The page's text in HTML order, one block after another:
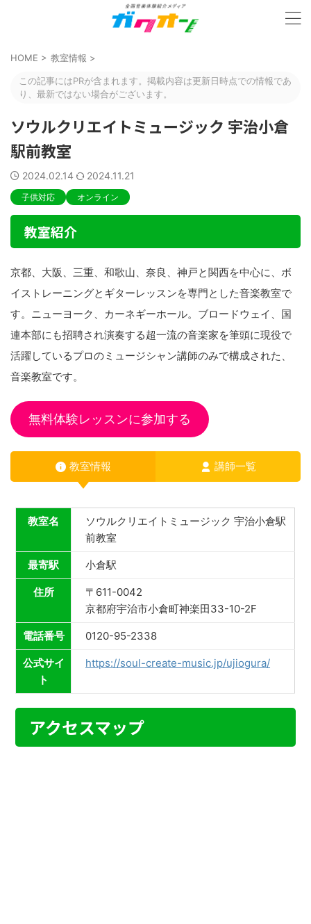
HOME > 教室情報 >
この記事にはPRが含まれます。掲載内容は更新日時点での情報であ
り、最新ではない場合がございます。
ソウルクリエイトミュージック 宇治小倉
駅前教室
2024.02.14 2024.11.21
子供対応 オンライン
教室紹介
京都、大阪、三重、和歌山、奈良、神戸と関西を中心に、ボ
イストレーニングとギターレッスンを専門とした音楽教室で
す。ニューヨーク、カーネギーホール。ブロードウェイ、国
連本部にも招聘され演奏する超一流の音楽家を筆頭に現役で
活躍しているプロのミュージシャン講師のみで構成された、
音楽教室です。
無料体験レッスンに参加する
教室情報 講師一覧
教室名
ソウルクリエイトミュージック 宇治小倉駅
前教室
最寄駅 小倉駅
住所
〒611-0042
京都府宇治市小倉町神楽田33-10-2F
電話番号 0120-95-2338
公式サイ
ト
https://soul-create-music.jp/ujiogura/
アクセスマップ